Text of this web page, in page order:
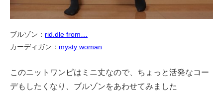
ブルゾン： rid.dle from…
カーディガン： mysty woman
このニットワンピはミニ丈なので、ちょっと活発なコー
デもしたくなり、ブルゾンをあわせてみました